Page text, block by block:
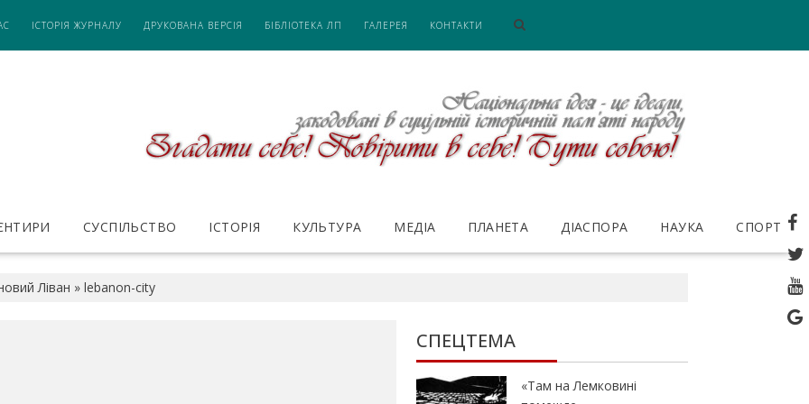
ІСТОРІЯ ЖУРНАЛУ ДРУКОВАНА ВЕРСІЯ БІБЛІОТЕКА ЛП ГАЛЕРЕЯ КОНТАКТИ
СУСПІЛЬСТВО ІСТОРІЯ КУЛЬТУРА МЕДІА ПЛАНЕТА ДІАСПОРА НАУКА СПОРТ
Ліван » lebanon-city
СПЕЦТЕМА
«Там на Лемковині